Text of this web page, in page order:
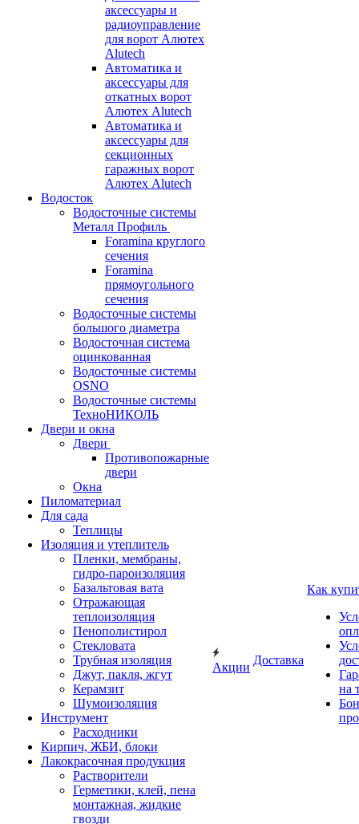
аксессуары и
радиоуправление
для ворот Алютех
Alutech
Автоматика и
аксессуары для
откатных ворот
Алютех Alutech
Автоматика и
аксессуары для
секционных
гаражных ворот
Алютех Alutech
Водосток
Водосточные системы
Металл Профиль
Foramina круглого
сечения
Foramina
прямоугольного
сечения
Водосточные системы
большого диаметра
Водосточная система
оцинкованная
Водосточные системы
OSNO
Водосточные системы
ТехноНИКОЛЬ
Двери и окна
Двери
Противопожарные
двери
Окна
Пиломатериал
Для сада
Теплицы
Изоляция и утеплитель
Пленки, мембраны,
гидро-пароизоляция
Базальтовая вата
Отражающая
теплоизоляция
Пенополистирол
Стекловата
Трубная изоляция
Джут, пакля, жгут
Керамзит
Шумоизоляция
Инструмент
Расходники
Кирпич, ЖБИ, блоки
Лакокрасочная продукция
Растворители
Герметики, клей, пена
монтажная, жидкие
гвозди
Акции
Доставка
Как
на